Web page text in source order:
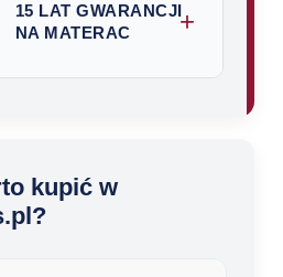
15 LAT GWARANCJI
NA MATERAC
+
kupić w